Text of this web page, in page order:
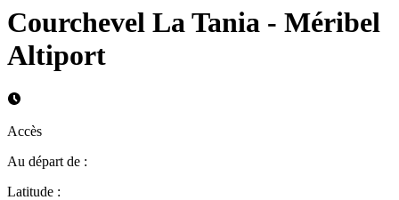
Courchevel La Tania - Méribel
Altiport
Accès
Au départ de :
Latitude :